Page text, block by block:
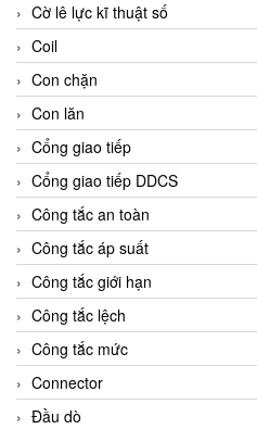
Cờ lê lực kĩ thuật số
Coil
Con chặn
Con lăn
Cổng giao tiếp
Cổng giao tiếp DDCS
Công tắc an toàn
Công tắc áp suất
Công tắc giới hạn
Công tắc lệch
Công tắc mức
Connector
Đầu dò